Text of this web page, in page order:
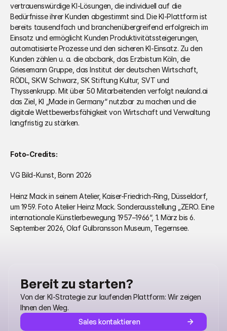
vertrauenswürdige KI-Lösungen, die individuell auf die
Bedürfnisse ihrer Kunden abgestimmt sind. Die KI-Plattform ist
bereits tausendfach und branchenübergreifend erfolgreich im
Einsatz und ermöglicht Kunden Produktivitätssteigerungen,
automatisierte Prozesse und den sicheren KI-Einsatz. Zu den
Kunden zählen u. a. die abcbank, das Erzbistum Köln, die
Griesemann Gruppe, das Institut der deutschen Wirtschaft,
RÖDL, SKW Schwarz, SK Stiftung Kultur, SVT und
Thyssenkrupp. Mit über 50 Mitarbeitenden verfolgt neuland.ai
das Ziel, KI „Made in Germany“ nutzbar zu machen und die
digitale Wettbewerbsfähigkeit von Wirtschaft und Verwaltung
langfristig zu stärken.
Foto-Credits:
VG Bild-Kunst, Bonn 2026
Heinz Mack in seinem Atelier, Kaiser-Friedrich-Ring, Düsseldorf,
um 1959. Foto Atelier Heinz Mack. Sonderausstellung „ZERO. Eine
internationale Künstlerbewegung 1957–1966“, 1. März bis 6.
September 2026, Olaf Gulbransson Museum, Tegernsee.
Bereit zu starten?
Von der KI-Strategie zur laufenden Plattform: Wir zeigen
Ihnen den Weg.
Sales kontaktieren